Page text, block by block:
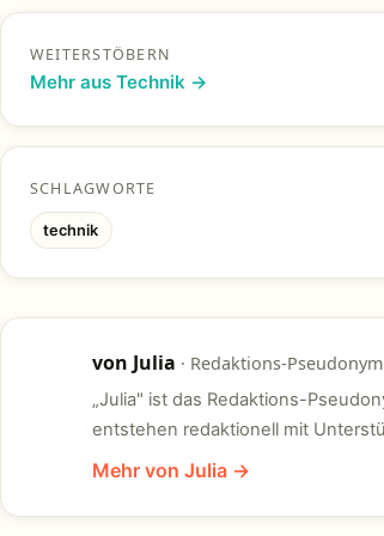
WEITERSTÖBERN
Mehr aus Technik →
SCHLAGWORTE
technik
von Julia · Redaktions-
„Julia" ist das Redaktions-
entstehen redaktionell mit
Mehr von Julia →